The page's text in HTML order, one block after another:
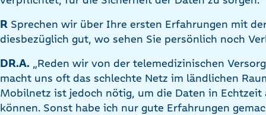
R Sprechen wir über Ihre ersten Erfahrungen mit
diesbezüglich gut, wo sehen Sie persönlich noch
DR.A. „Reden wir von der telemedizinischen
macht uns oft das schlechte Netz im ländlichen
Mobilnetz ist jedoch nötig, um die Daten in Echtzeit
können. Sonst habe ich nur gute Erfahrungen